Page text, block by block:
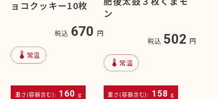
ョコクッキー10枚
税込 670 円
device_thermostat 常温
重さ(容器含む): 160 g
ン
税込 502 円
device_thermostat 常温
重さ(容器含む): 158 g